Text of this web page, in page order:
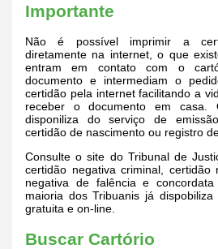
Importante
Não é possível imprimir a
diretamente na internet, o que
entram em contato com o
documento e intermediam o
certidão pela internet facilitando a
receber o documento em
disponiliza do serviço de
certidão de nascimento ou registro
Consulte o site do Tribunal de
certidão negativa criminal, certidão
negativa de falência e
maioria dos Tribuanis já
gratuita e on-line.
Buscar Cartório